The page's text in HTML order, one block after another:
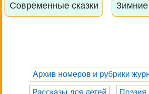
Современные сказки Зимние
Архив номеров и рубрики